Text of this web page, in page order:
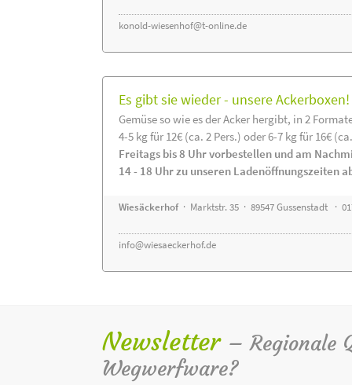
konold-wiesenhof@t-online.de
Es gibt sie wieder - unsere Ackerboxen!
Gemüse so wie es der Acker hergibt, in 2
4-5 kg für 12€ (ca. 2 Pers.) oder 6-7 kg für 16€
Freitags bis 8 Uhr vorbestellen und am
14 - 18 Uhr zu unseren Ladenöffnungszeiten
Wiesäckerhof· Marktstr. 35 · 89547 Gussenstadt ·
info@wiesaeckerhof.de
Newsletter – Regionale
Wegwerfware?